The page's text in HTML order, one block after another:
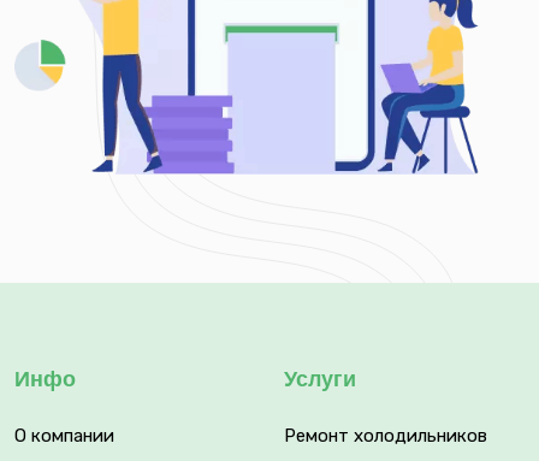
Инфо
О компании
Услуги
Ремонт холодильников